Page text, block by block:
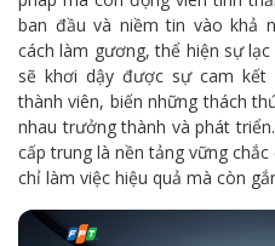
ban đầu và niềm tin vào khả
cách làm gương, thể hiện sự
sẽ khơi dậy được sự cam
thành viên, biến những thách
nhau trưởng thành và phát
cấp trung là nền tảng vững
chỉ làm việc hiệu quả mà còn